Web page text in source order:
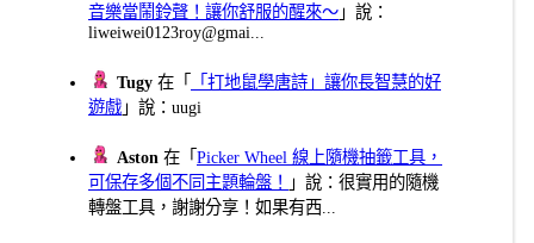
音樂當鬧鈴聲！讓你舒服的醒來～ 」說：
liweiwei0123roy@gmai...
Tugy 在「
「打地鼠學唐詩」讓你長智慧的好
遊戲 」說：uugi
Aston 在「Picker Wheel 線上隨機抽籤工具，
可保存多個不同主題輪盤！
」說：很實用的隨機
轉盤工具，謝謝分享！如果有西...